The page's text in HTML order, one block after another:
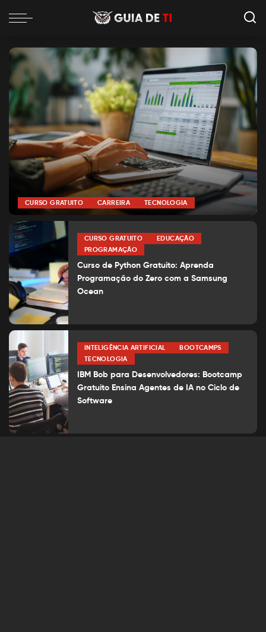
CURSO GRATUITO CARREIRA TECNOLOGIA
Posted
by
por
CURSO GRATUITO
EDUCAÇÃO
PROGRAMAÇÃO
Curso de Python Gratuito: Aprenda
Programação do Zero com a Samsung
Ocean
INTELIGÊNCIA ARTIFICIAL
BOOTCAMPS
TECNOLOGIA
IBM Bob para Desenvolvedores: Bootcamp
Gratuito Ensina Agentes de IA no Ciclo de
Software